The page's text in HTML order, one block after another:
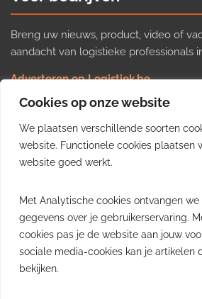
Cookies op onze website
We plaatsen verschillende soorten
website. Functionele cookies plaatsen
website goed werkt.
Met Analytische cookies ontvangen
gegevens over je gebruikerservaring.
cookies pas je de website aan jouw
sociale media-cookies kan je artikelen
bekijken.
Breng uw nieuws, product, video of
aandacht van logistieke professionals
Adverteren op Logistiek.be
Nieuws insturen
Uw video op Logistiek.TV
Job plaatsen
Gratis wekelijkse update
inzichten uit de Belgische logistieke
Ontvang je gratis
wekelijkse